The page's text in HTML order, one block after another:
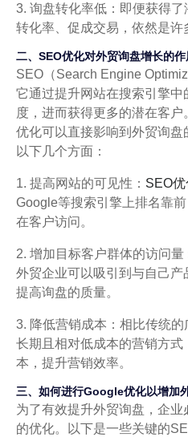
3. 询盘转化率低：即便获得
转化率、促成交易，依然是许
二、SEO优化对外贸询盘增长的作
SEO（Search Engine
它通过提升网站在搜索引擎
度，进而获得更多的潜在客
优化可以直接影响到外贸询
以下几个方面：
1. 提高网站的可见性： SEO优
Google等搜索引擎上排名靠
在客户访问。
2. 增加目标客户群体的访问量
外贸企业可以吸引到与自己产
提高询盘的质量。
3. 降低营销成本：相比传统
长期且相对低成本的营销方
本，提升营销效率。
三、如何进行Google优化以增加
为了有效提升外贸询盘，企
的优化。以下是一些关键的